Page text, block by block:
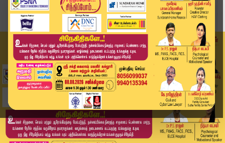
Home
வீடியோ ஸ்டோரி
பத்திரப்பதிவு சேவையில் புதிய முன்னேற்றம்..! தனி...